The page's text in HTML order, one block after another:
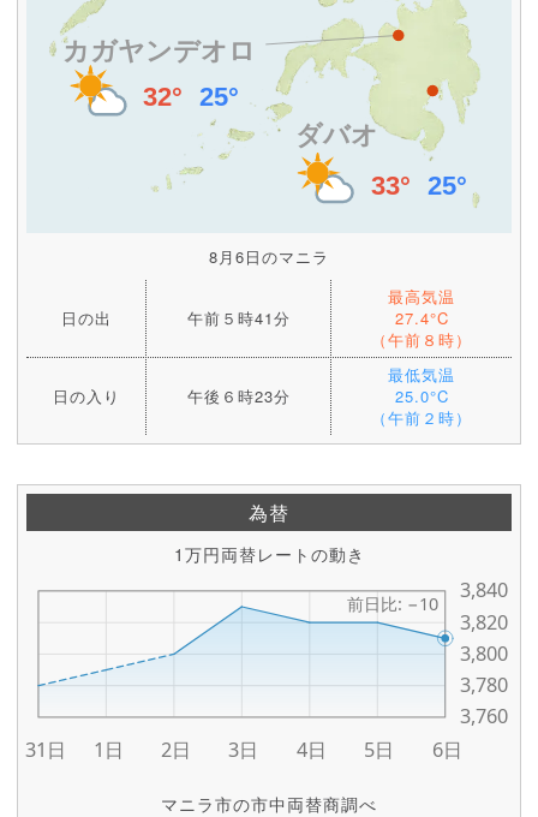
8月6日のマニラ
日の出 午前５時41分
最高気温
27.4°C
（午前８時）
日の入り 午後６時23分
最低気温
25.0°C
（午前２時）
為替
1万円両替レートの動き
マニラ市の市中両替商調べ